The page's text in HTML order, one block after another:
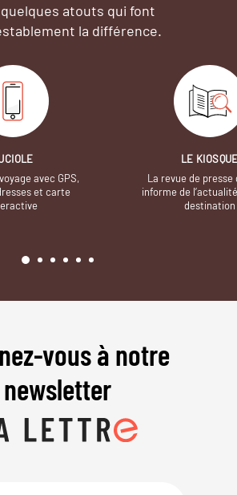
atouts qui font
la différence.
avec GPS,
et carte
LE
La revue de presse
informe de
destination
vous à notre
newsletter